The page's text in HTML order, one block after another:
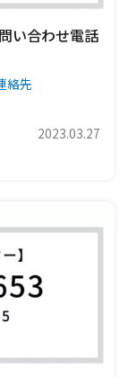
い合わせ電話
絡先
2023.03.27